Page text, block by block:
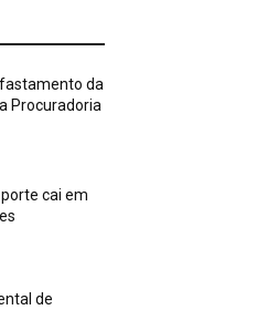
da
Procuradoria
cai em
de